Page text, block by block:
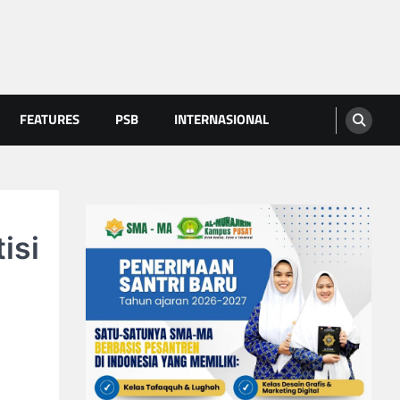
FEATURES PSB INTERNASIONAL